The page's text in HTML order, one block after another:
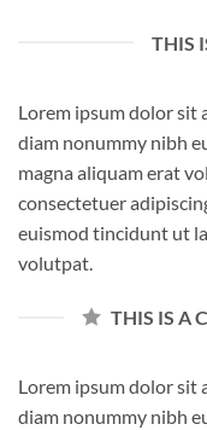
THIS
Lorem ipsum dolor sit
diam nonummy nibh
magna aliquam erat
consectetuer
euismod tincidunt ut
volutpat.
THIS IS A
Lorem ipsum dolor sit
diam nonummy nibh